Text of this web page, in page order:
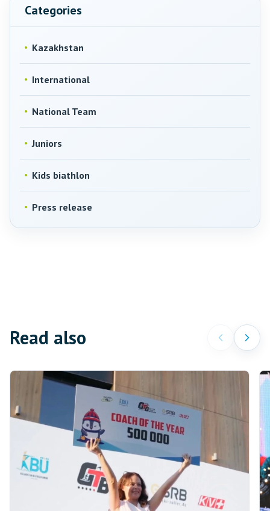
Categories
Kazakhstan
International
National Team
Juniors
Kids biathlon
Press release
Read also